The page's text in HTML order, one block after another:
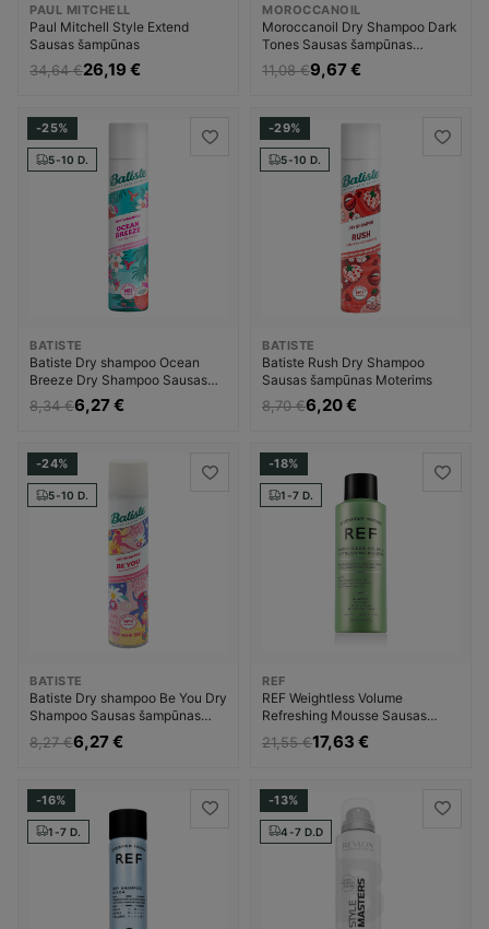
PAUL MITCHELL
Paul Mitchell Style Extend
Sausas šampūnas
34,64 €26,19 €
MOROCCANOIL
Moroccanoil Dry Shampoo Dark
Tones Sausas šampūnas
Moterims
11,08 €9,67 €
-25%
5-10 D.
BATISTE
Batiste Dry shampoo Ocean
Breeze Dry Shampoo Sausas
šampūnas Moterims
8,34 €6,27 €
-29%
5-10 D.
BATISTE
Batiste Rush Dry Shampoo
Sausas šampūnas Moterims
8,70 €6,20 €
-24%
5-10 D.
BATISTE
Batiste Dry shampoo Be You Dry
Shampoo Sausas šampūnas
Moterims
8,27 €6,27 €
-18%
1-7 D.
REF
REF Weightless Volume
Refreshing Mousse Sausas
šampūnas Unisex
21,55 €17,63 €
-16%
1-7 D.
-13%
4-7 D.D